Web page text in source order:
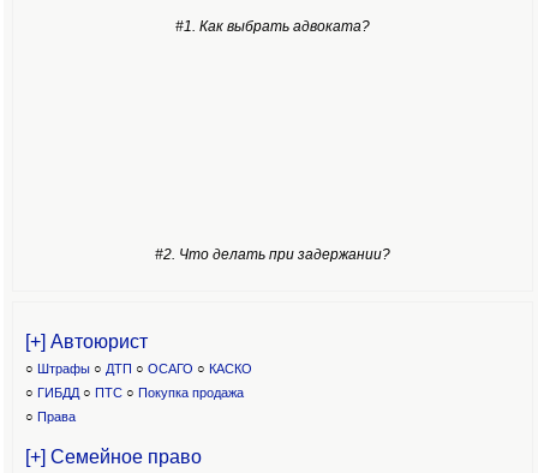
#1. Как выбрать адвоката?
#2. Что делать при задержании?
[+] Автоюрист
○ Штрафы ○ ДТП ○ ОСАГО ○ КАСКО
○ ГИБДД ○ ПТС ○ Покупка продажа
○ Права
[+] Семейное право